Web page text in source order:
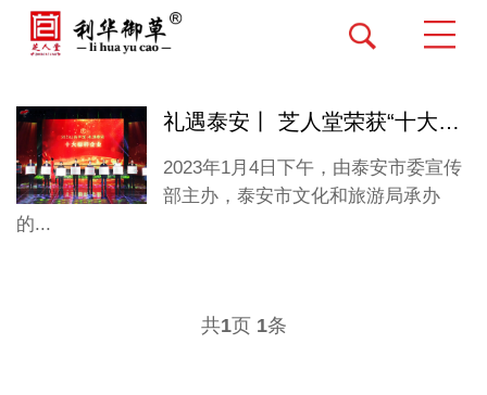
礼遇泰安丨 芝人堂荣获“十大特色品牌”“十大标杆企业”两项荣誉
2023年1月4日下午，由泰安市委宣传
部主办，泰安市文化和旅游局承办
的...
共1页 1条